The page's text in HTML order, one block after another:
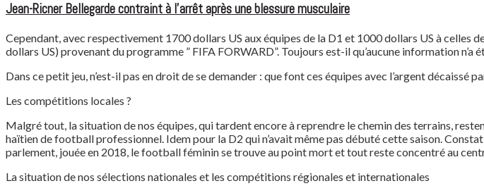
Jean-Ricner Bellegarde contraint à l’arrêt après une blessure musculaire
Cependant, avec respectivement 1700 dollars US aux équipes de la D1 et 1000 dollars US à celles
dollars US) provenant du programme ” FIFA FORWARD”. Toujours est-il qu’aucune information
Dans ce petit jeu, n’est-il pas en droit de se demander : que font ces équipes avec l’argent décaissé
Les compétitions locales ?
Malgré tout, la situation de nos équipes, qui tardent encore à reprendre le chemin des terrains,
haïtien de football professionnel. Idem pour la D2 qui n’avait même pas débuté cette saison.
parlement, jouée en 2018, le football féminin se trouve au point mort et tout reste concentré au
La situation de nos sélections nationales et les compétitions régionales et internationales